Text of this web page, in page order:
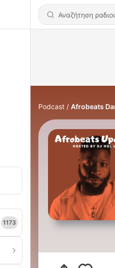
1173
Podcast Afrobeats